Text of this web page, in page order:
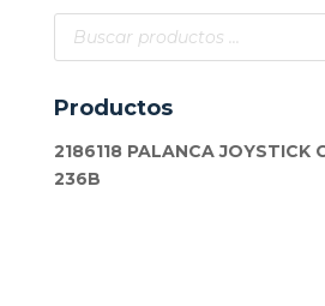
Búsqueda
productos
Productos
2186118 PALANCA JOYSTICK
236B